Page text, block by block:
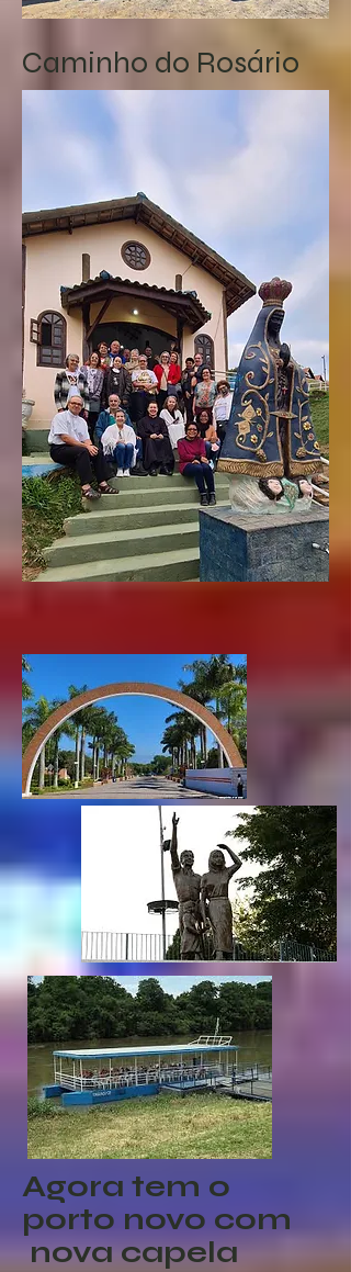
Caminho do Rosário
Agora tem o
porto novo com
nova capela